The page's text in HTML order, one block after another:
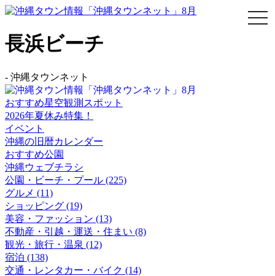
長浜ビーチ
- 沖縄タウンネット
おすすめ星空観測スポット
2026年夏休み特集！
イベント
沖縄の旧暦カレンダー
おすすめ公園
沖縄ウェブチラシ
公園・ビーチ・プール (225)
グルメ (11)
ショッピング (19)
美容・ファッション (13)
不動産・引越・運送・住まい (8)
観光・旅行・温泉 (12)
宿泊 (138)
交通・レンタカー・バイク (14)